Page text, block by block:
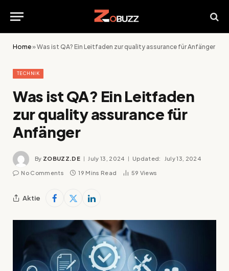
Home»Was ist QA? Ein Leitfaden zur quality assurance für Anfänger
TECHNIK
Was ist QA? Ein Leitfaden
zur quality assurance für
Anfänger
By ZOBUZZ.DE July 13, 2024 Updated: July 13, 2024
No Comments 19 Mins Read 59 Views
Aktie